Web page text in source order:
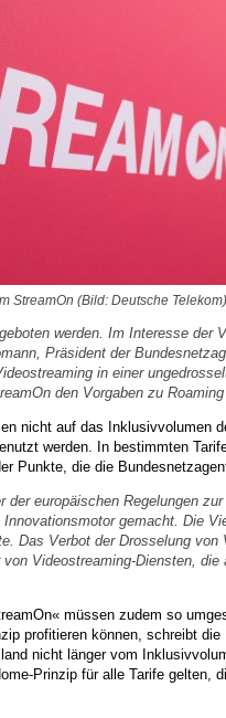
StreamOn (Bild: Deutsche Telekom)
werden. Im Interesse der
Präsident der
in einer
den Vorgaben zu
nicht auf das Inklusivvolumen
werden. In bestimmten
Punkte, die die
europäischen Regelungen
gemacht. Die
Das Verbot der Drosselung
Videostreaming-Diensten, die
müssen zudem so
profitieren können, schreibt
nicht länger vom
Prinzip für alle Tarife gelten,